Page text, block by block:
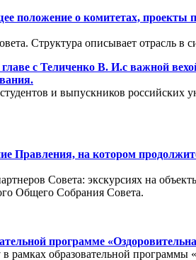
положение о комитетах,
Структура описывает отрасль в
с Теличенко В. И.с важной
и выпускников
Правления, на котором
Совета: экскурсиях на
Общего Собрания Совета.
программе
в рамках образовательной